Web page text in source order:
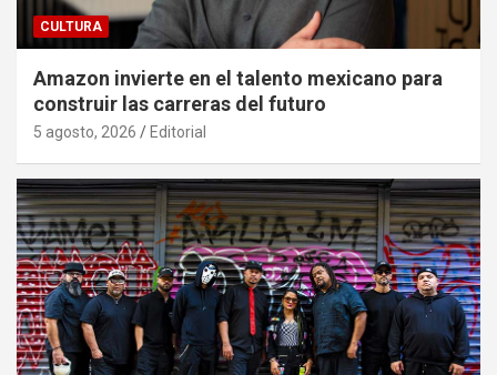
CULTURA
Amazon invierte en el talento mexicano para
construir las carreras del futuro
5 agosto, 2026 Editorial